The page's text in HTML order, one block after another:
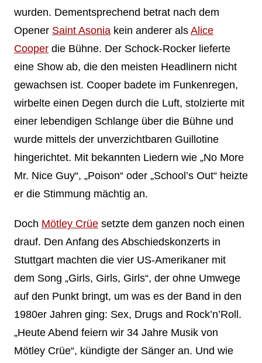
wurden. Dementsprechend betrat nach dem
Opener Saint Asoniakein anderer als Alice
Cooperdie Bühne. Der Schock-Rocker lieferte
eine Show ab, die den meisten Headlinern nicht
gewachsen ist. Cooper badete im Funkenregen,
wirbelte einen Degen durch die Luft, stolzierte mit
einer lebendigen Schlange über die Bühne und
wurde mittels der unverzichtbaren Guillotine
hingerichtet. Mit bekannten Liedern wie „No More
Mr. Nice Guy“, „Poison“ oder „School’s Out“ heizte
er die Stimmung mächtig an.
Doch Mötley Crüesetzte dem ganzen noch einen
drauf. Den Anfang des Abschiedskonzerts in
Stuttgart machten die vier US-Amerikaner mit
dem Song „Girls, Girls, Girls“, der ohne Umwege
auf den Punkt bringt, um was es der Band in den
1980er Jahren ging: Sex, Drugs and Rock’n’Roll.
„Heute Abend feiern wir 34 Jahre Musik von
Mötley Crüe“, kündigte der Sänger an. Und wie